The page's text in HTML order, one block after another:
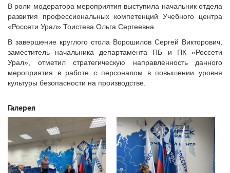
В роли модератора мероприятия выступила начальник отдела
развития профессиональных компетенций Учебного центра
«Россети Урал» Тоистева Ольга Сергеевна.
В завершение круглого стола Ворошилов Сергей Викторович,
заместитель начальника департамента ПБ и ПК «Россети
Урал», отметил стратегическую направленность данного
мероприятия в работе с персоналом в повышении уровня
культуры безопасности на производстве.
Галерея